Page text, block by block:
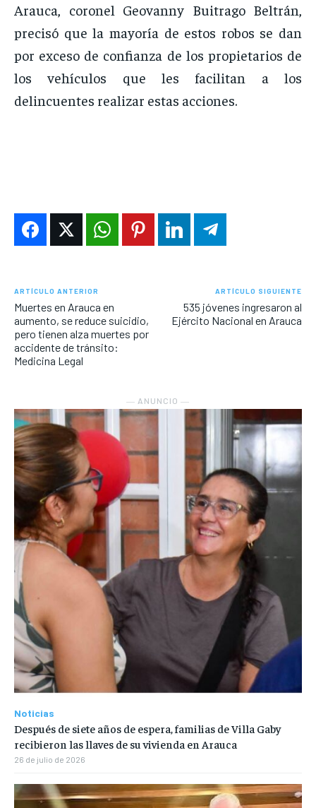
Arauca, coronel Geovanny Buitrago Beltrán,
precisó que la mayoría de estos robos se dan
por exceso de confianza de los propietarios de
los vehículos que les facilitan a los
delincuentes realizar estas acciones.
ARTÍCULO ANTERIOR
Muertes en Arauca en
aumento, se reduce suicidio,
pero tienen alza muertes por
accidente de tránsito:
Medicina Legal
ARTÍCULO SIGUIENTE
535 jóvenes ingresaron al
Ejército Nacional en Arauca
― ANUNCIO ―
Noticias
Después de siete años de espera, familias de Villa Gaby
recibieron las llaves de su vivienda en Arauca
26 de julio de 2026